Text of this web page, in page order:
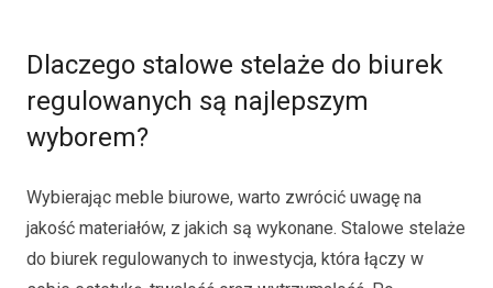
Dlaczego stalowe stelaże do biurek
regulowanych są najlepszym
wyborem?
Wybierając meble biurowe, warto zwrócić uwagę na
jakość materiałów, z jakich są wykonane. Stalowe stelaże
do biurek regulowanych to inwestycja, która łączy w